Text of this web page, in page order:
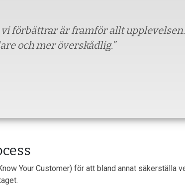
vi förbättrar är framför allt
och mer överskådlig.”
Your Customer) för att bland annat säkerställa